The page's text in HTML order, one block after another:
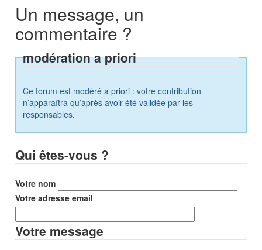
Un message, un
commentaire ?
modération a priori
Ce forum est modéré a priori : votre contribution
n’apparaîtra qu’après avoir été validée par les
responsables.
Qui êtes-vous ?
Votre nom
Votre adresse email
Votre message